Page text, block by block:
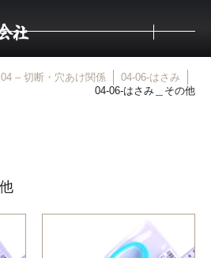
04 – 切断・穴あけ関係
04-06-はさみ
04-06-はさみ＿その他